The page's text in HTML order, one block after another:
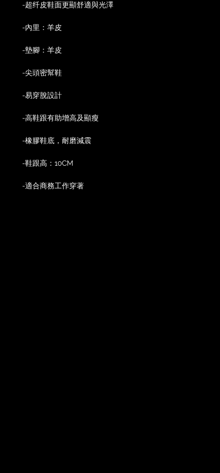
-超纤皮鞋面更顯舒適與光澤
-內里：羊皮
-墊腳：羊皮
-尖頭密幫鞋
-易穿脫設計
-高鞋跟有助增高及顯瘦
-橡膠鞋底，耐磨減震
-鞋跟高：10CM
-適合商務工作穿著